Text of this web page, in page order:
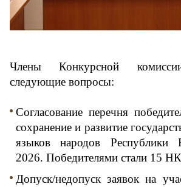
Члены Конкурсной
следующие вопросы:
Согласование перечня
сохранение и развитие
языков народов Республики
2026. Победителями стали 15
Допуск/недопуск заявок на